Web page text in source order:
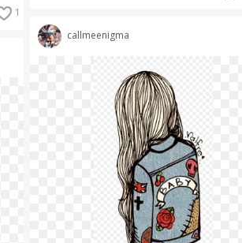
1
callmeenigma